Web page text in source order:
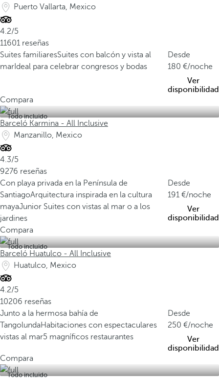
Puerto Vallarta, Mexico
4.2/5
11601 reseñas
Suites familiaresSuites con balcón y vista al
mar Ideal para celebrar congresos y bodas
Desde
180
/noche
Ver
disponibilidad
Compara
Todo incluido
Barceló Karmina - All Inclusive
Manzanillo, Mexico
4.3/5
9276 reseñas
Con playa privada en la Península de
SantiagoArquitectura inspirada en la cultura
mayaJunior Suites con vistas al mar o a los
jardines
Desde
191
/noche
Ver
disponibilidad
Compara
Todo incluido
Barceló Huatulco - All Inclusive
Huatulco, Mexico
4.2/5
10206 reseñas
Junto a la hermosa bahía de
TangolundaHabitaciones con espectaculares
vistas al mar5 magníficos restaurantes
Desde
250
/noche
Ver
disponibilidad
Compara
Todo incluido